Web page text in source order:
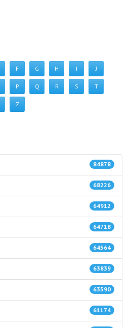
F G H I J
P Q R S T
Z
84878
68226
64912
64718
64564
63839
63590
61174